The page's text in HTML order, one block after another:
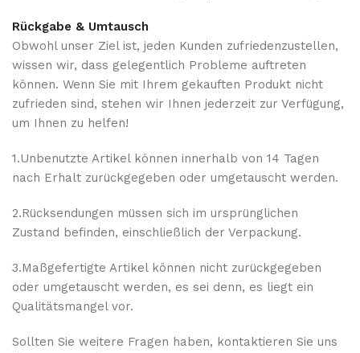
Rückgabe & Umtausch
Obwohl unser Ziel ist, jeden Kunden zufriedenzustellen,
wissen wir, dass gelegentlich Probleme auftreten
können. Wenn Sie mit Ihrem gekauften Produkt nicht
zufrieden sind, stehen wir Ihnen jederzeit zur Verfügung,
um Ihnen zu helfen!
1.Unbenutzte Artikel können innerhalb von 14 Tagen
nach Erhalt zurückgegeben oder umgetauscht werden.
2.Rücksendungen müssen sich im ursprünglichen
Zustand befinden, einschließlich der Verpackung.
3.Maßgefertigte Artikel können nicht zurückgegeben
oder umgetauscht werden, es sei denn, es liegt ein
Qualitätsmangel vor.
Sollten Sie weitere Fragen haben, kontaktieren Sie uns